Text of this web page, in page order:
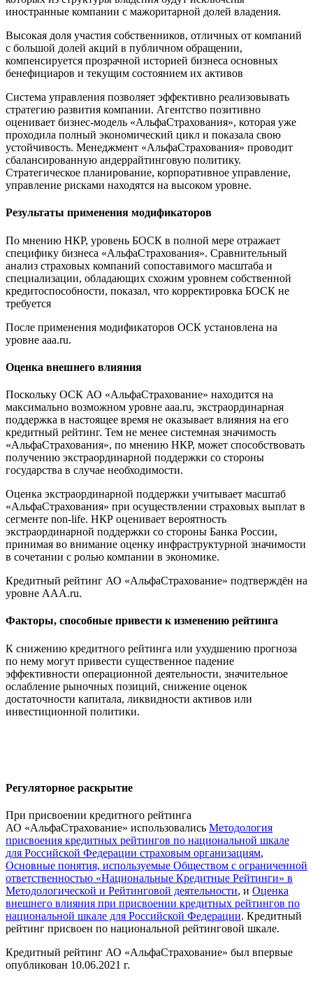
иностранные компании с мажоритарной долей владения.
Высокая доля участия собственников, отличных от компаний
с большой долей акций в публичном обращении,
компенсируется прозрачной историей бизнеса основных
бенефициаров и текущим состоянием их активов
Система управления позволяет эффективно реализовывать
стратегию развития компании. Агентство позитивно
оценивает бизнес-модель «АльфаСтрахования», которая уже
проходила полный экономический цикл и показала свою
устойчивость. Менеджмент «АльфаСтрахования» проводит
сбалансированную андеррайтинговую политику.
Стратегическое планирование, корпоративное управление,
управление рисками находятся на высоком уровне.
Результаты применения модификаторов
По мнению НКР, уровень БОСК в полной мере отражает
специфику бизнеса «АльфаСтрахования». Сравнительный
анализ страховых компаний сопоставимого масштаба и
специализации, обладающих схожим уровнем собственной
кредитоспособности, показал, что корректировка БОСК не
требуется
После применения модификаторов ОСК установлена на
уровне aaa.ru.
Оценка внешнего влияния
Поскольку ОСК АО «АльфаСтрахование» находится на
максимально возможном уровне aaa.ru, экстраординарная
поддержка в настоящее время не оказывает влияния на его
кредитный рейтинг. Тем не менее системная значимость
«АльфаСтрахования», по мнению НКР, может способствовать
получению экстраординарной поддержки со стороны
государства в случае необходимости.
Оценка экстраординарной поддержки учитывает масштаб
«АльфаСтрахования» при осуществлении страховых выплат в
сегменте non-life. НКР оценивает вероятность
экстраординарной поддержки со стороны Банка России,
принимая во внимание оценку инфраструктурной значимости
в сочетании с ролью компании в экономике.
Кредитный рейтинг АО «АльфаСтрахование» подтверждён на
уровне AAA.ru.
Факторы, способные привести к изменению рейтинга
К снижению кредитного рейтинга или ухудшению прогноза
по нему могут привести существенное падение
эффективности операционной деятельности, значительное
ослабление рыночных позиций, снижение оценок
достаточности капитала, ликвидности активов или
инвестиционной политики.
Регуляторное раскрытие
При присвоении кредитного рейтинга
АО «АльфаСтрахование» использовались Методология
присвоения кредитных рейтингов по национальной шкале
для Российской Федерации страховым организациям,
Основные понятия, используемые Обществом с ограниченной
ответственностью «Национальные Кредитные Рейтинги» в
Методологической и Рейтинговой деятельности, и Оценка
внешнего влияния при присвоении кредитных рейтингов по
национальной шкале для Российской Федерации. Кредитный
рейтинг присвоен по национальной рейтинговой шкале.
Кредитный рейтинг АО «АльфаСтрахование» был впервые
опубликован 10.06.2021 г.